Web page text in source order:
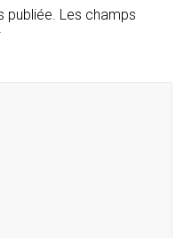
Les champs